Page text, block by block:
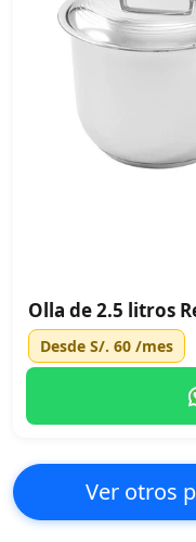
Olla de 2.5 litros
Desde S/. 60 /mes
Ver otros